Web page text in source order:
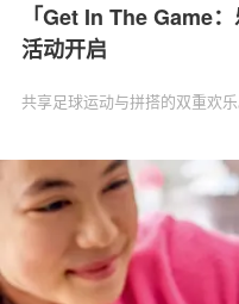
「Get In The Game
活动开启
共享足球运动与拼搭的双重欢乐